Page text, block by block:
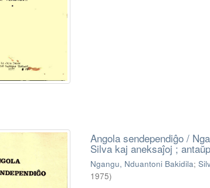
Angola sendependiĝo /
Silva kaj aneksaĵoj ;
Ngangu, Nduantoni Bakidila;
1975)